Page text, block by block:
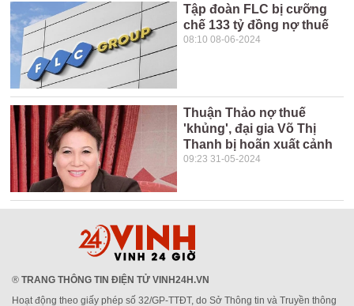
Tập đoàn FLC bị cưỡng
chế 133 tỷ đồng nợ thuế
08:10 08-06-2024
Thuận Thảo nợ thuế
'khủng', đại gia Võ Thị
Thanh bị hoãn xuất cảnh
09:23 31-05-2024
® TRANG THÔNG TIN ĐIỆN TỬ VINH24H.VN
Hoạt động theo giấy phép số 32/GP-TTĐT, do Sở Thông tin và Truyền thông